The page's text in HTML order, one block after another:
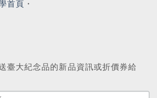
首頁 ・
臺大紀念品的新品資訊或折價券給